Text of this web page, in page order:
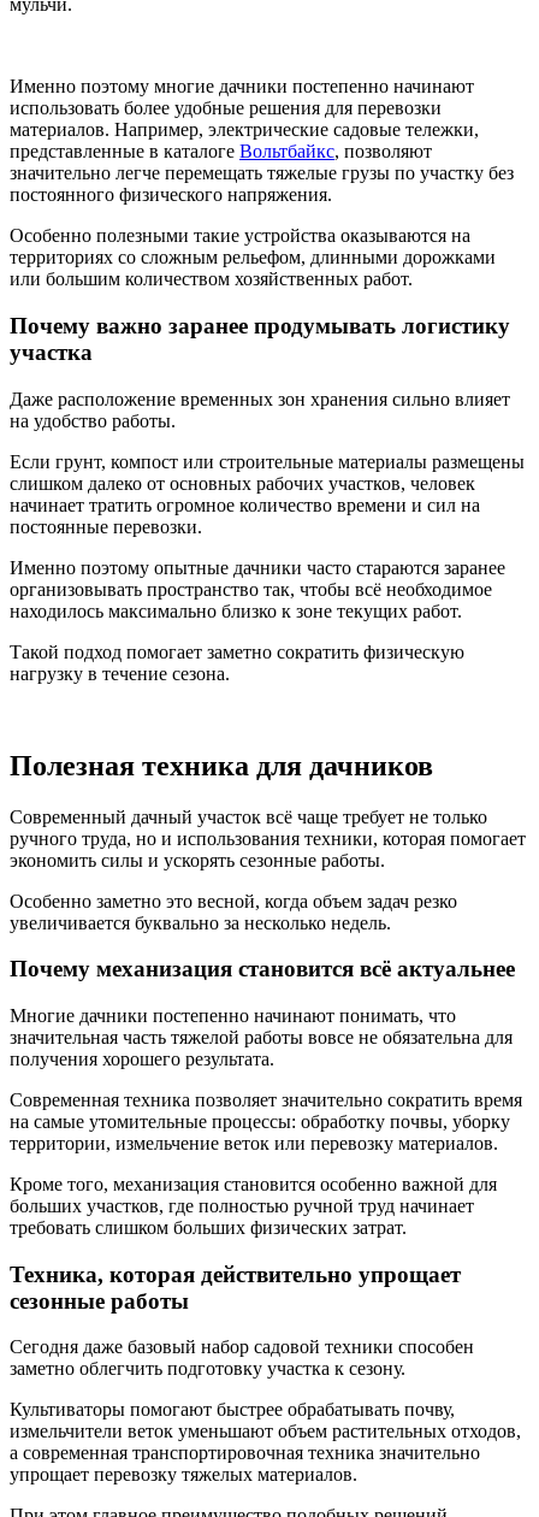
мульчи.
Именно поэтому многие дачники постепенно начинают
использовать более удобные решения для перевозки
материалов. Например, электрические садовые тележки,
представленные в каталоге Вольтбайкс, позволяют
значительно легче перемещать тяжелые грузы по участку без
постоянного физического напряжения.
Особенно полезными такие устройства оказываются на
территориях со сложным рельефом, длинными дорожками
или большим количеством хозяйственных работ.
Почему важно заранее продумывать логистику
участка
Даже расположение временных зон хранения сильно влияет
на удобство работы.
Если грунт, компост или строительные материалы размещены
слишком далеко от основных рабочих участков, человек
начинает тратить огромное количество времени и сил на
постоянные перевозки.
Именно поэтому опытные дачники часто стараются заранее
организовывать пространство так, чтобы всё необходимое
находилось максимально близко к зоне текущих работ.
Такой подход помогает заметно сократить физическую
нагрузку в течение сезона.
Полезная техника для дачников
Современный дачный участок всё чаще требует не только
ручного труда, но и использования техники, которая помогает
экономить силы и ускорять сезонные работы.
Особенно заметно это весной, когда объем задач резко
увеличивается буквально за несколько недель.
Почему механизация становится всё актуальнее
Многие дачники постепенно начинают понимать, что
значительная часть тяжелой работы вовсе не обязательна для
получения хорошего результата.
Современная техника позволяет значительно сократить время
на самые утомительные процессы: обработку почвы, уборку
территории, измельчение веток или перевозку материалов.
Кроме того, механизация становится особенно важной для
больших участков, где полностью ручной труд начинает
требовать слишком больших физических затрат.
Техника, которая действительно упрощает
сезонные работы
Сегодня даже базовый набор садовой техники способен
заметно облегчить подготовку участка к сезону.
Культиваторы помогают быстрее обрабатывать почву,
измельчители веток уменьшают объем растительных отходов,
а современная транспортировочная техника значительно
упрощает перевозку тяжелых материалов.